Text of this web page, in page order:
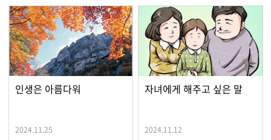
인생은 아름다워
2024.11.25
자녀에게 해주고 싶은 말
2024.11.12